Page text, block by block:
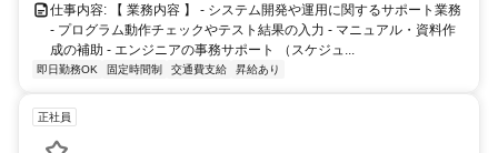
仕事内容: 【 業務内容 】 - システム開発や運用に関するサポート業務
- プログラム動作チェックやテスト結果の入力 - マニュアル・資料作
成の補助 - エンジニアの事務サポート （スケジュ...
即日勤務OK 固定時間制 交通費支給 昇給あり
正社員